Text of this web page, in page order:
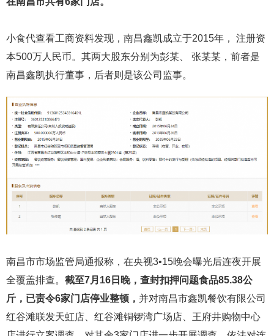
小食代查看工商资料发现，南昌鑫凯成立于2015年， 注册资
本500万人民币。其两大股东分别为彭某、 张某某，前者是
南昌鑫凯执行董事，后者则是该公司监事。
南昌市市场监管局通报称，在央视3•15晚会曝光后连夜开展
全覆盖排查。 截至7月16日晚，查封扣押问题食品85.38公
斤，已责令6家门店停业整顿， 并对南昌市鑫凯餐饮有限公司
红谷滩联发天虹店、红谷滩铜锣湾广场店、王府井购物中心